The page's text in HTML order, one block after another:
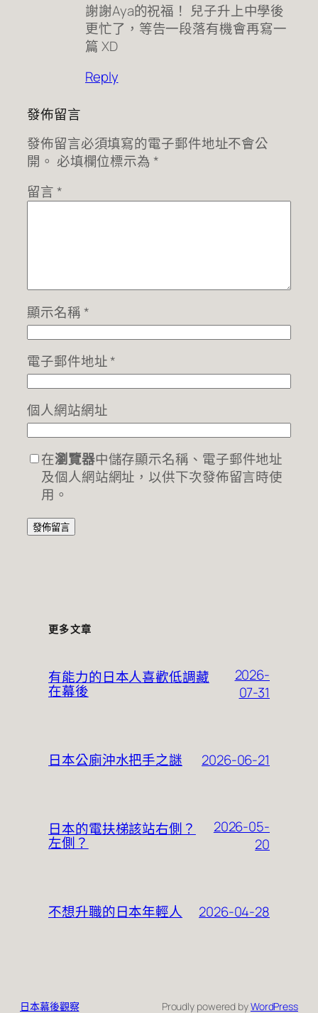
謝謝Aya的祝福！ 兒子升上中學後
更忙了，等告一段落有機會再寫一
篇 XD
Reply
發佈留言
發佈留言必須填寫的電子郵件地址不會公
開。 必填欄位標示為 *
留言 *
顯示名稱 *
電子郵件地址*
個人網站網址
在瀏覽器中儲存顯示名稱、電子郵件地址
及個人網站網址，以供下次發佈留言時使
用。
更多文章
有能力的日本人喜歡低調藏
在幕後
2026-
07-31
日本公廁沖水把手之謎 2026-06-21
日本的電扶梯該站右側？
左側？
2026-05-
20
不想升職的日本年輕人 2026-04-28
日本幕後觀察 Proudly powered byWordPress